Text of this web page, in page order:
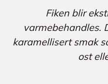
Fiken blir
varmebehandles.
karamellisert smak
ost